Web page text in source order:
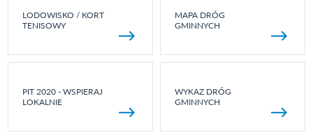
LODOWISKO / KORT
TENISOWY
MAPA DRÓG
GMINNYCH
PIT 2020 - WSPIERAJ
LOKALNIE
WYKAZ DRÓG
GMINNYCH